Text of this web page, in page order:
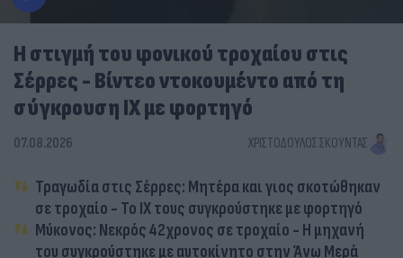
Η στιγμή του φονικού τροχαίου στις
Σέρρες - Βίντεο ντοκουμέντο από τη
σύγκρουση ΙΧ με φορτηγό
07.08.2026 ΧΡΙΣΤΌΔΟΥΛΟΣ ΣΚΟΎΝΤΑΣ
Τραγωδία στις Σέρρες: Μητέρα και γιος σκοτώθηκαν
σε τροχαίο - Το ΙΧ τους συγκρούστηκε με φορτηγό
Μύκονος: Νεκρός 42χρονος σε τροχαίο - Η μηχανή
του συγκρούστηκε με αυτοκίνητο στην Άνω Μερά